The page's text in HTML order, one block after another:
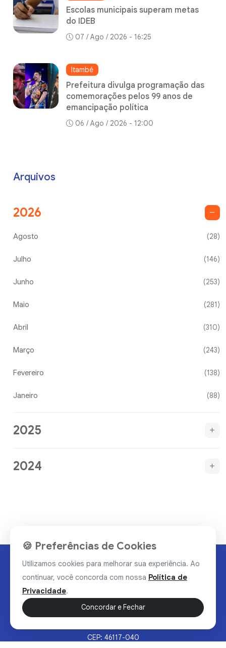
Escolas municipais superam metas
do IDEB
07 / Ago / 2026 - 16:25
Itambé
Prefeitura divulga programação das
comemorações pelos 99 anos de
emancipação política
06 / Ago / 2026 - 12:00
Arquivos
2026
Agosto (28)
Julho (146)
Junho (253)
Maio (281)
Abril (310)
Março (243)
Fevereiro (138)
Janeiro (88)
2025
2024
CEP: 46117-040
🍪 Preferências de Cookies
Utilizamos cookies para melhorar sua experiência. Ao
continuar, você concorda com nossa Política de
Privacidade.
Concordar e Fechar